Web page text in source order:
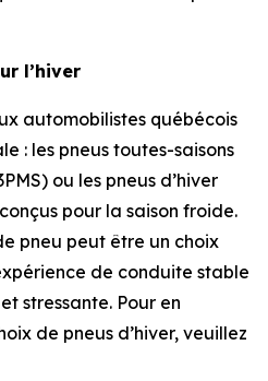
l’hiver
automobilistes québécois
: les pneus toutes-saisons
ou les pneus d’hiver
pour la saison froide.
pneu peut être un choix
de conduite stable
stressante. Pour en
de pneus d’hiver, veuillez